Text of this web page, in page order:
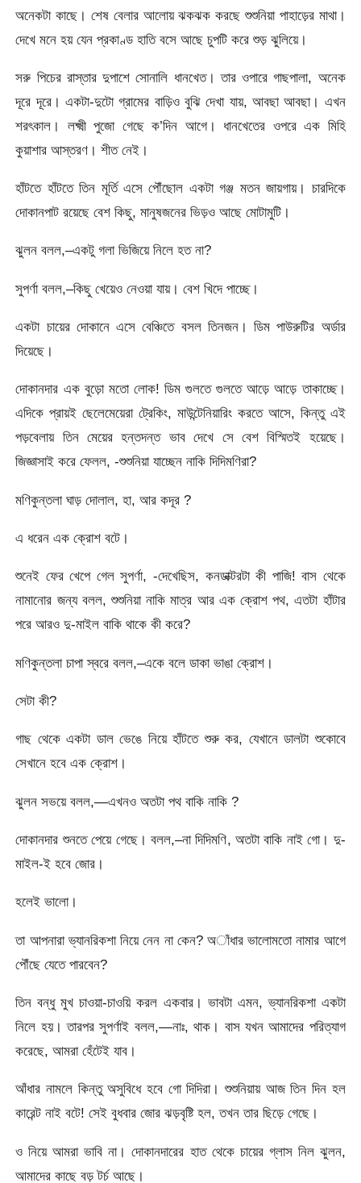
অনেকটা কাছে। শেষ বেলার আলােয় ঝকঝক করছে শুশুনিয়া পাহাড়ের মাথা।
দেখে মনে হয় যেন প্রকাণ্ড হাতি বসে আছে চুপটি করে শুড় ঝুলিয়ে।
সরু পিচের রাস্তার দুপাশে সােনালি ধানখেত। তার ওপারে গাছপালা, অনেক
দূরে দূরে। একটা-দুটো গ্রামের বাড়িও বুঝি দেখা যায়, আবছা আবছা। এখন
শরৎকাল। লক্ষ্মী পুজো গেছে ক’দিন আগে। ধানখেতের ওপরে এক মিহি
কুয়াশার আস্তরণ। শীত নেই।
হাঁটতে হাঁটতে তিন মূর্তি এসে পৌঁছােল একটা গঞ্জ মতন জায়গায়। চারদিকে
দোকানপাট রয়েছে বেশ কিছু, মানুষজনের ভিড়ও আছে মােটামুটি।
ঝুলন বলল,–একটু গলা ভিজিয়ে নিলে হত না?
সুপর্ণা বলল,–কিছু খেয়েও নেওয়া যায়। বেশ খিদে পাচ্ছে।
একটা চায়ের দোকানে এসে বেঞ্চিতে বসল তিনজন। ডিম পাউরুটির অর্ডার
দিয়েছে।
দোকানদার এক বুড়ো মতাে লােক! ডিম গুলতে গুলতে আড়ে আড়ে তাকাচ্ছে।
এদিকে প্রায়ই ছেলেমেয়েরা ট্রেকিং, মাউন্টেনিয়ারিং করতে আসে, কিন্তু এই
পড়বেলায় তিন মেয়ের হন্তদন্ত ভাব দেখে সে বেশ বিস্মিতই হয়েছে।
জিজ্ঞাসাই করে ফেলল, -শুশুনিয়া যাচ্ছেন নাকি দিদিমণিরা?
মণিকুন্তলা ঘাড় দোলাল, হা, আর কদূর ?
এ ধরেন এক ক্রোশ বটে।
শুনেই ফের খেপে গেল সুপর্ণা, -দেখেছিস, কনডাক্টরটা কী পাজি! বাস থেকে
নামানাের জন্য বলল, শুশুনিয়া নাকি মাত্র আর এক ক্রোশ পথ, এতটা হাঁটার
পরে আরও দু-মাইল বাকি থাকে কী করে?
মণিকুন্তলা চাপা স্বরে বলল,–একে বলে ডাকা ভাঙা ক্রোশ।
সেটা কী?
গাছ থেকে একটা ডাল ভেঙে নিয়ে হাঁটতে শুরু কর, যেখানে ডালটা শুকোবে
সেখানে হবে এক ক্রোশ।
ঝুলন সভয়ে বলল,—এখনও অতটা পথ বাকি নাকি ?
দোকানদার শুনতে পেয়ে গেছে। বলল,–না দিদিমণি, অতটা বাকি নাই গাে। দু-
মাইল-ই হবে জোর।
হলেই ভালাে।
তা আপনারা ভ্যানরিকশা নিয়ে নেন না কেন? অাঁধার ভালােমতাে নামার আগে
পৌঁছে যেতে পারবেন?
তিন বন্ধু মুখ চাওয়া-চাওয়ি করল একবার। ভাবটা এমন, ভ্যানরিকশা একটা
নিলে হয়। তারপর সুপর্ণাই বলল,—নাঃ, থাক। বাস যখন আমাদের পরিত্যাগ
করেছে, আমরা হেঁটেই যাব।
আঁধার নামলে কিন্তু অসুবিধে হবে গাে দিদিরা। শুশুনিয়ায় আজ তিন দিন হল
কারেন্ট নাই বটে! সেই বুধবার জোর ঝড়বৃষ্টি হল, তখন তার ছিড়ে গেছে।
ও নিয়ে আমরা ভাবি না। দোকানদারের হাত থেকে চায়ের গ্লাস নিল ঝুলন,
আমাদের কাছে বড় টর্চ আছে।